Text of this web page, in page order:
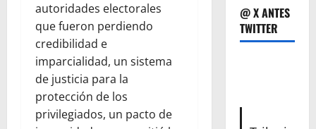
autoridades electorales
que fueron perdiendo
credibilidad e
imparcialidad, un sistema
de justicia para la
protección de los
privilegiados, un pacto de
@ X ANTES
TWITTER